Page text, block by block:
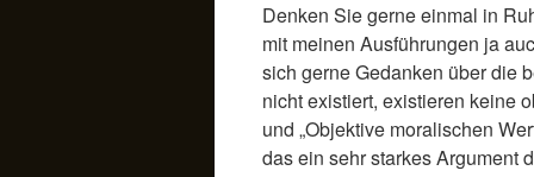
Denken Sie gerne einmal in
mit meinen Ausführungen ja
sich gerne Gedanken über die
nicht existiert, existieren keine
und „Objektive moralischen
das ein sehr starkes Argument